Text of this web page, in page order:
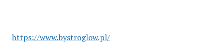
https://www.bystroglow.pl/